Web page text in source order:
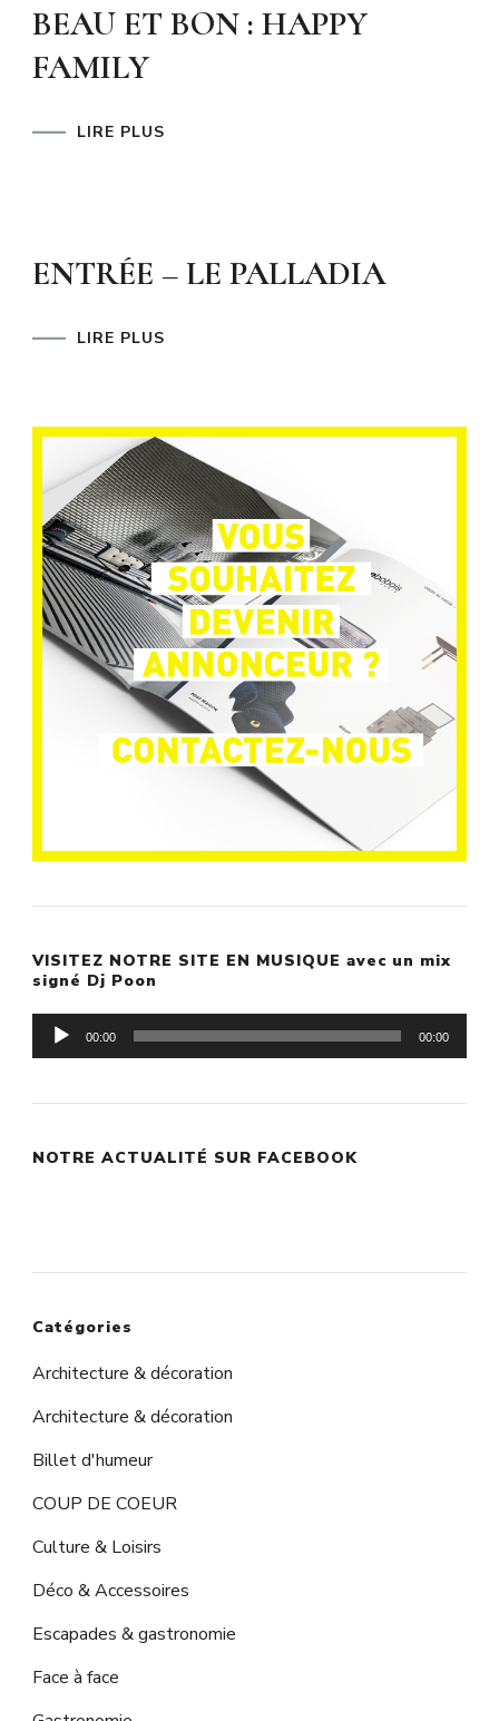
BEAU ET BON : HAPPY
FAMILY
LIRE PLUS
ENTRÉE – LE PALLADIA
LIRE PLUS
VISITEZ NOTRE SITE EN MUSIQUE avec un mix
signé Dj Poon
Lecteur
audio
00:00 00:00
NOTRE ACTUALITÉ SUR FACEBOOK
Catégories
Architecture & décoration
Architecture & décoration
Billet d'humeur
COUP DE COEUR
Culture & Loisirs
Déco & Accessoires
Escapades & gastronomie
Face à face